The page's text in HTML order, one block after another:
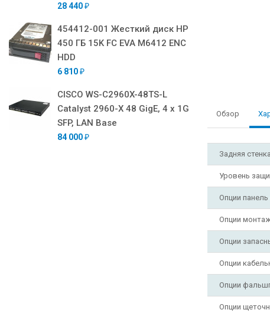
28 440 ₽
454412-001 Жесткий диск HP
450 ГБ 15K FC EVA M6412 ENC
HDD
6 810 ₽
CISCO WS-C2960X-48TS-L
Catalyst 2960-X 48 GigE, 4 x 1G
SFP, LAN Base
84 000 ₽
Обзор
Задняя стенка
Уровень
Опции
Опции
Опции
Опции
Опции
Опции